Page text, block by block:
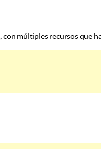
múltiples recursos que